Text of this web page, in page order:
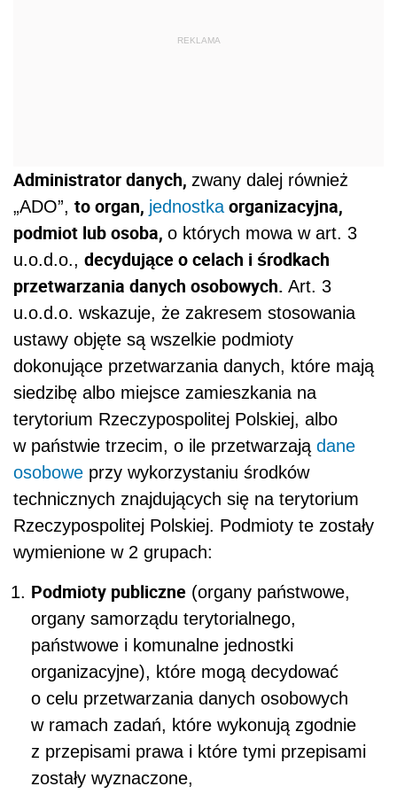
REKLAMA
Administrator danych, zwany dalej również
„ADO”, to organ, jednostkaorganizacyjna,
podmiot lub osoba, o których mowa w art. 3
u.o.d.o., decydujące o celach i środkach
przetwarzania danych osobowych. Art. 3
u.o.d.o. wskazuje, że zakresem stosowania
ustawy objęte są wszelkie podmioty
dokonujące przetwarzania danych, które mają
siedzibę albo miejsce zamieszkania na
terytorium Rzeczypospolitej Polskiej, albo
w państwie trzecim, o ile przetwarzają dane
osobowe przy wykorzystaniu środków
technicznych znajdujących się na terytorium
Rzeczypospolitej Polskiej. Podmioty te zostały
wymienione w 2 grupach:
Podmioty publiczne (organy państwowe,
organy samorządu terytorialnego,
państwowe i komunalne jednostki
organizacyjne), które mogą decydować
o celu przetwarzania danych osobowych
w ramach zadań, które wykonują zgodnie
z przepisami prawa i które tymi przepisami
zostały wyznaczone,